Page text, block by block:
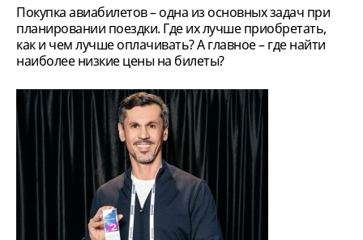
Покупка авиабилетов – одна из основных задач при
планировании поездки. Где их лучше приобретать,
как и чем лучше оплачивать? А главное – где найти
наиболее низкие цены на билеты?